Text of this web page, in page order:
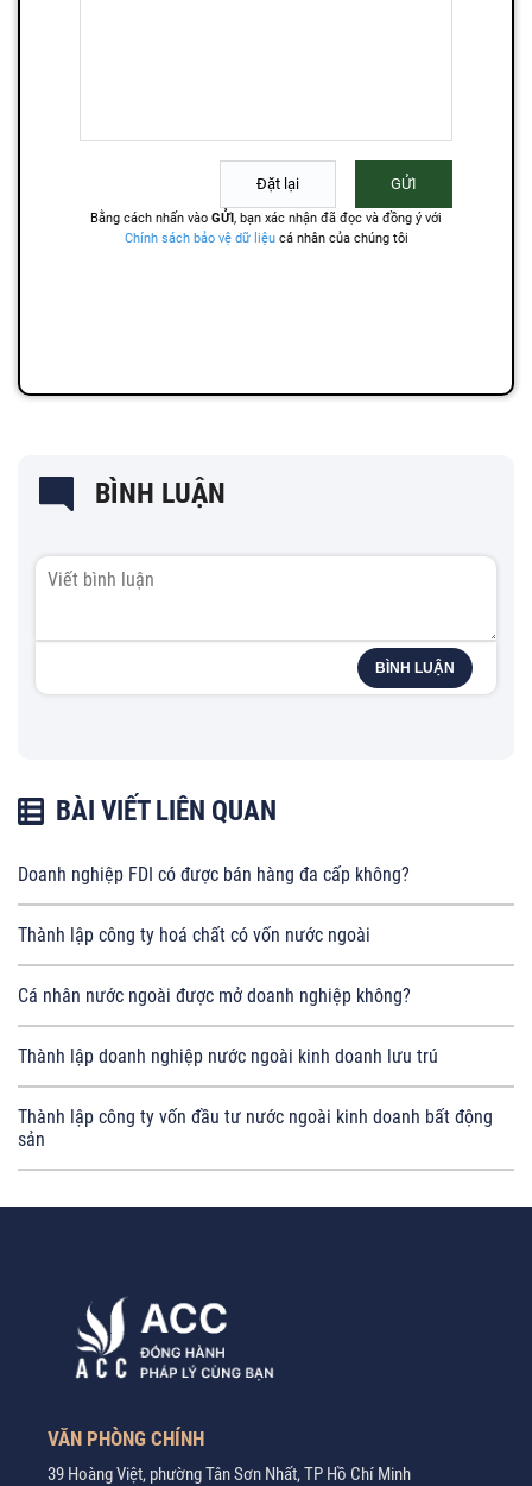
BÌNH LUẬN
BÌNH LUẬN
BÀI VIẾT LIÊN QUAN
Doanh nghiệp FDI có được bán hàng đa cấp không?
Thành lập công ty hoá chất có vốn nước ngoài
Cá nhân nước ngoài được mở doanh nghiệp không?
Thành lập doanh nghiệp nước ngoài kinh doanh lưu trú
Thành lập công ty vốn đầu tư nước ngoài kinh doanh bất động
sản
VĂN PHÒNG CHÍNH
39 Hoàng Việt, phường Tân Sơn Nhất, TP Hồ Chí Minh